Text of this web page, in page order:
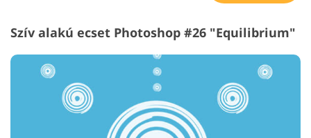
Szív alakú ecset Photoshop #26 "Equilibrium"